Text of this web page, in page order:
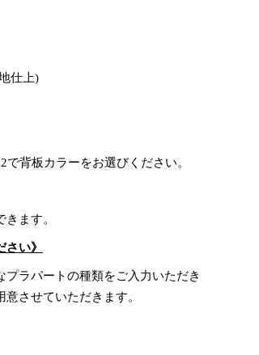
仕上)
背板カラーをお選びください。
ます。
い》
ラパートの種類をご入力いただき
させていただきます。